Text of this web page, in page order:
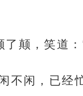
了颠，笑道
不闲，已经